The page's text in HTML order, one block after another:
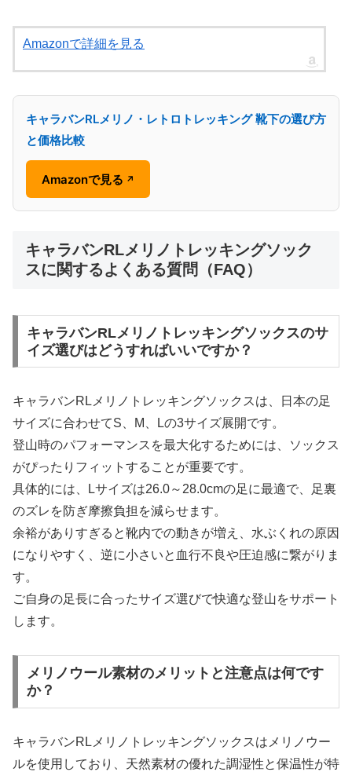
Amazonで詳細を見る
キャラバンRLメリノ・レトロトレッキング 靴下の選び方
と価格比較
Amazonで見る ↗
キャラバンRLメリノトレッキングソック
スに関するよくある質問（FAQ）
キャラバンRLメリノトレッキングソックスのサ
イズ選びはどうすればいいですか？
キャラバンRLメリノトレッキングソックスは、日本の足
サイズに合わせてS、M、Lの3サイズ展開です。
登山時のパフォーマンスを最大化するためには、ソックス
がぴったりフィットすることが重要です。
具体的には、Lサイズは26.0～28.0cmの足に最適で、足裏
のズレを防ぎ摩擦負担を減らせます。
余裕がありすぎると靴内での動きが増え、水ぶくれの原因
になりやすく、逆に小さいと血行不良や圧迫感に繋がりま
す。
ご自身の足長に合ったサイズ選びで快適な登山をサポート
します。
メリノウール素材のメリットと注意点は何です
か？
キャラバンRLメリノトレッキングソックスはメリノウー
ルを使用しており、天然素材の優れた調湿性と保温性が特